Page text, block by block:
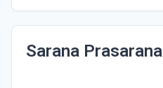
Sarana Prasarana